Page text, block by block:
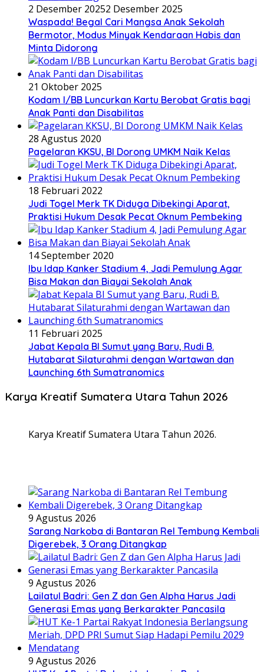
2 Desember 20252 Desember 2025
Waspada! Begal Cari Mangsa Anak Sekolah
Bermotor, Modus Minyak Kendaraan Habis dan
Minta Didorong
21 Oktober 2025
Kodam I/BB Luncurkan Kartu Berobat Gratis bagi
Anak Panti dan Disabilitas
28 Agustus 2020
Pagelaran KKSU, BI Dorong UMKM Naik Kelas
18 Februari 2022
Judi Togel Merk TK Diduga Dibekingi Aparat,
Praktisi Hukum Desak Pecat Oknum Pembeking
14 September 2020
Ibu Idap Kanker Stadium 4, Jadi Pemulung Agar
Bisa Makan dan Biayai Sekolah Anak
11 Februari 2025
Jabat Kepala BI Sumut yang Baru, Rudi B.
Hutabarat Silaturahmi dengan Wartawan dan
Launching 6th Sumatranomics
Karya Kreatif Sumatera Utara Tahun 2026
Karya Kreatif Sumatera Utara Tahun 2026.
9 Agustus 2026
Sarang Narkoba di Bantaran Rel Tembung Kembali
Digerebek, 3 Orang Ditangkap
9 Agustus 2026
Lailatul Badri: Gen Z dan Gen Alpha Harus Jadi
Generasi Emas yang Berkarakter Pancasila
9 Agustus 2026